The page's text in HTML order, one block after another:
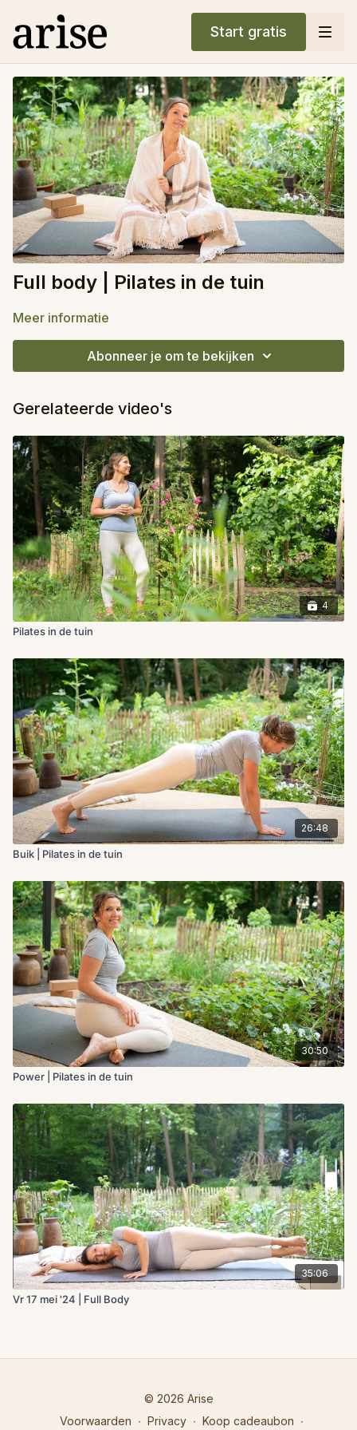
Start gratis
Full body | Pilates in de tuin
Meer informatie
Abonneer je om te bekijken
Gerelateerde video's
4
Pilates in de tuin
26:48
Buik | Pilates in de tuin
30:50
Power | Pilates in de tuin
35:06
Vr 17 mei '24 | Full Body
© 2026 Arise
Voorwaarden ∙ Privacy ∙ Koop cadeaubon ∙